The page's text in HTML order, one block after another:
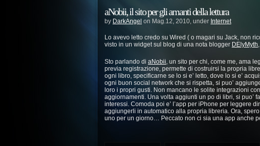
aNobii, il sito per gli amanti della lettura
by DarkAngel on Mag.12, 2010, under Internet
Lo avevo letto credo su Wired ( o magari su Jack, non
visto in un widget sul blog di una nota blogger DElyMyth
Sto parlando di aNobii, un sito per chi, come me, ama
previa registrazione, permette di costruirsi la propria
ogni libro, specificarne se lo si e’ letto, dove lo si e’
ogni buon social network che si rispetta, si puo’
loro i propri gusti. Non mancano le solite integrazioni
aggiornamenti. Una volta aggiunti un po di libri, si puo’
interessi. Comoda poi e’ l’app per iPhone per leggere
aggiungerli in automatico alla propria libreria. Ora,
uno per un giorno… Peccato non ci sia una app anche